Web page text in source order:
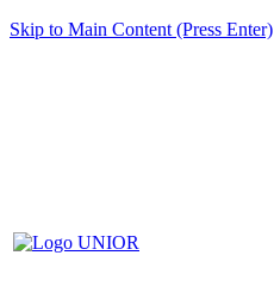
Skip to Main Content (Press Enter)